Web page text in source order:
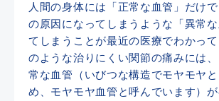
人間の身体には「正常な血管」だけ
の原因になってしまうような「異常
てしまうことが最近の医療でわかっ
のような治りにくい関節の痛みには
常な血管（いびつな構造でモヤモヤ
め、モヤモヤ血管と呼んでいます）